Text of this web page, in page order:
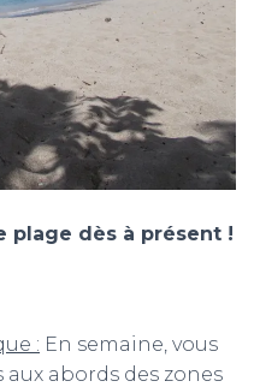
plage dès à présent !
: En semaine, vous
abords des zones